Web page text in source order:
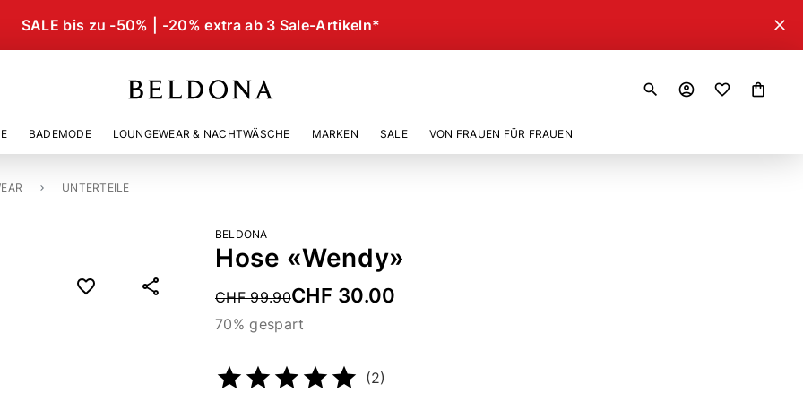
SALE bis zu -50% | -20% extra ab 3 Sale-Artikeln* close
search account_circle shopping_bag
BADEMODE LOUNGEWEAR & NACHTWÄSCHE MARKEN SALE VON FRAUEN FÜR FRAUEN
UNTERTEILE
BELDONA
Hose «Wendy»
Price reduced from
CHF 99.90CHF 30.00
70% gespart
(2)